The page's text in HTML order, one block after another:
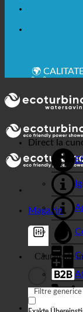
🌍
Magazin
Filtre generice
Direct la